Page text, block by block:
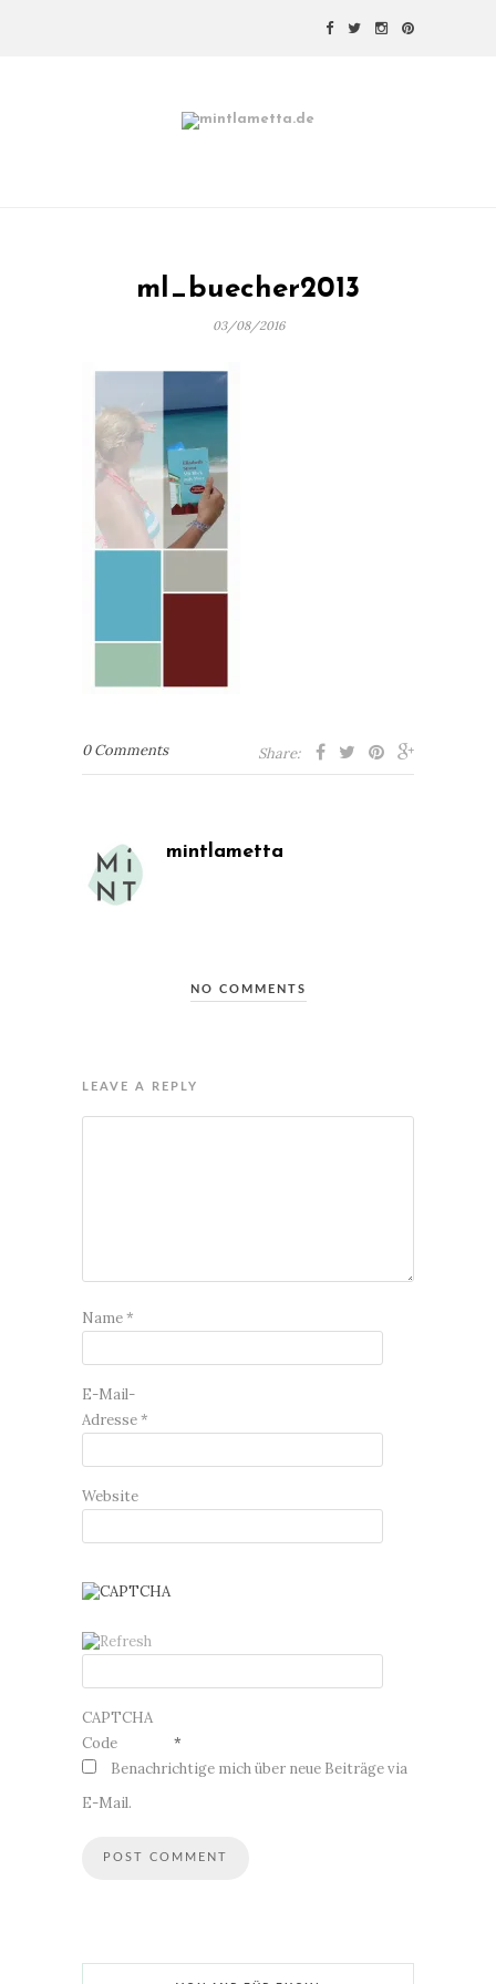
ml_buecher2013
03/08/2016
0 Comments Share:
mintlametta
NO COMMENTS
LEAVE A REPLY
Name*
E-Mail-
Adresse*
Website
CAPTCHA
Code
*
Benachrichtige mich über neue Beiträge via
E-Mail.